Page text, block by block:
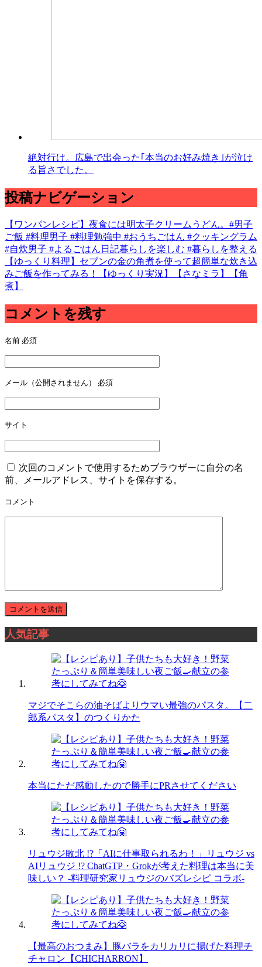
絶対行け。広島で出会った｢本当のお好み焼き｣が泣け
る旨さでした。
投稿ナビゲーション
【ワンパンレシピ】夜食には明太子クリームうどん。#男子
ご飯 #料理男子 #料理勉強中 #おうちごはん #クッキングラム
#自炊男子 #よるごはん日記暮らしを楽しむ #暮らしを整える
【ゆっくり料理】セブンの金の角煮を使って超簡単な炊き込
みご飯を作ってみる！【ゆっくり実況】【さなミラ】【角
煮】
コメントを残す
名前 必須
メール（公開されません） 必須
サイト
次回のコメントで使用するためブラウザーに自分の名
前、メールアドレス、サイトを保存する。
コメント
人気記事
マジでそこらの油そばよりウマい最強のパスタ。【二
郎系パスタ】のつくりかた
本当にただ感動したので勝手にPRさせてください
リュウジ敗北 !?「AIに仕事取られるわ！」リュウジ vs
AIリュウジ !? ChatGTP・Grokが考えた料理は本当に美
味しい？ -料理研究家リュウジのバズレシピ コラボ-
【最高のおつまみ】豚バラをカリカリに揚げた料理チ
チャロン【CHICHARRON】